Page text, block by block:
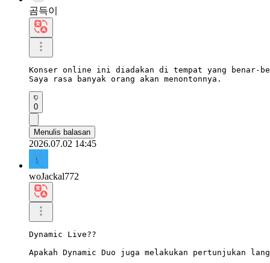
곰득이
Konser online ini diadakan di tempat yang benar-
Saya rasa banyak orang akan menontonnya.
0
Menulis balasan
2026.07.02 14:45
woJackal772
Dynamic Live??
Apakah Dynamic Duo juga melakukan pertunjukan